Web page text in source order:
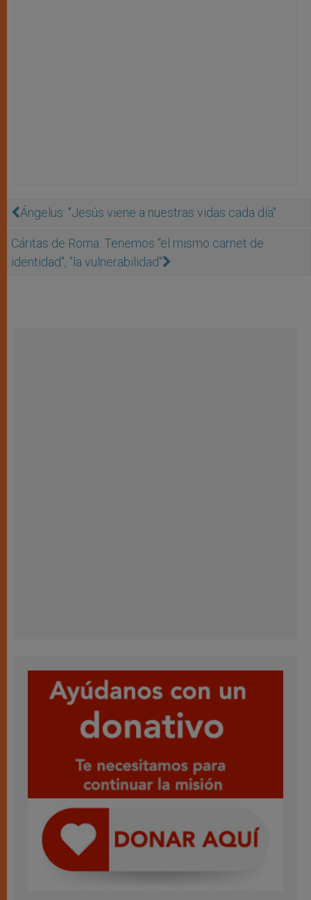
Ángelus: "Jesús viene a nuestras vidas cada día"
Cáritas de Roma: Tenemos "el mismo carnet de
identidad", "la vulnerabilidad"